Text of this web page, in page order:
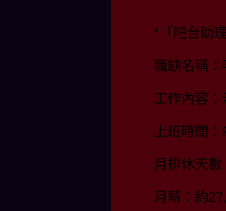
*「吧台助
職缺名稱
工作內容
上班時間
月排休天
月薪：約